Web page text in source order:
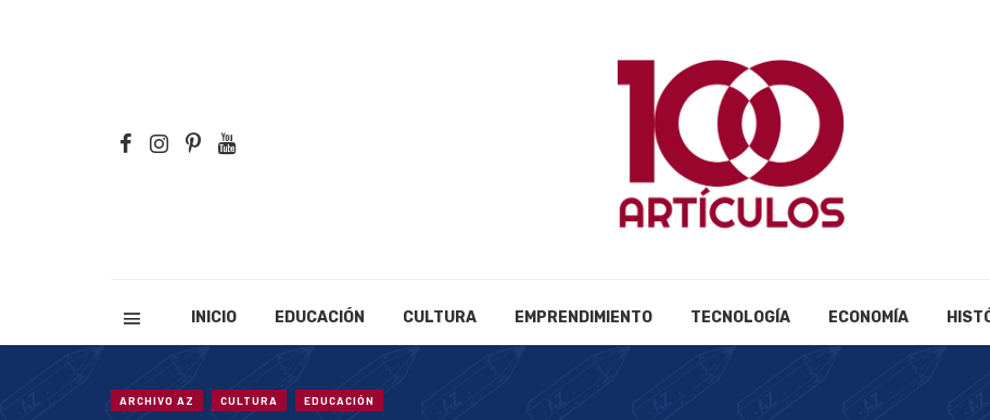
INICIO EDUCACIÓN CULTURA EMPRENDIMIENTO TECNOLOGÍA ECONOMÍA
ARCHIVO AZ CULTURA EDUCACIÓN